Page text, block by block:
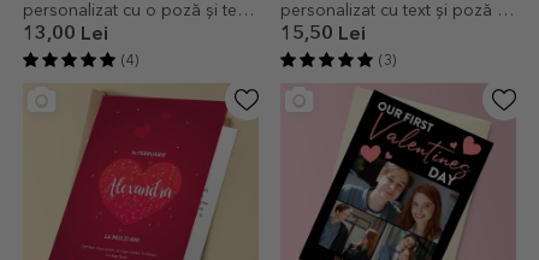
personalizat cu o poză și text
- In love
13,00 Lei
(4)
personalizat cu text și poză -
Pentru totdeauna!
15,50 Lei
(3)